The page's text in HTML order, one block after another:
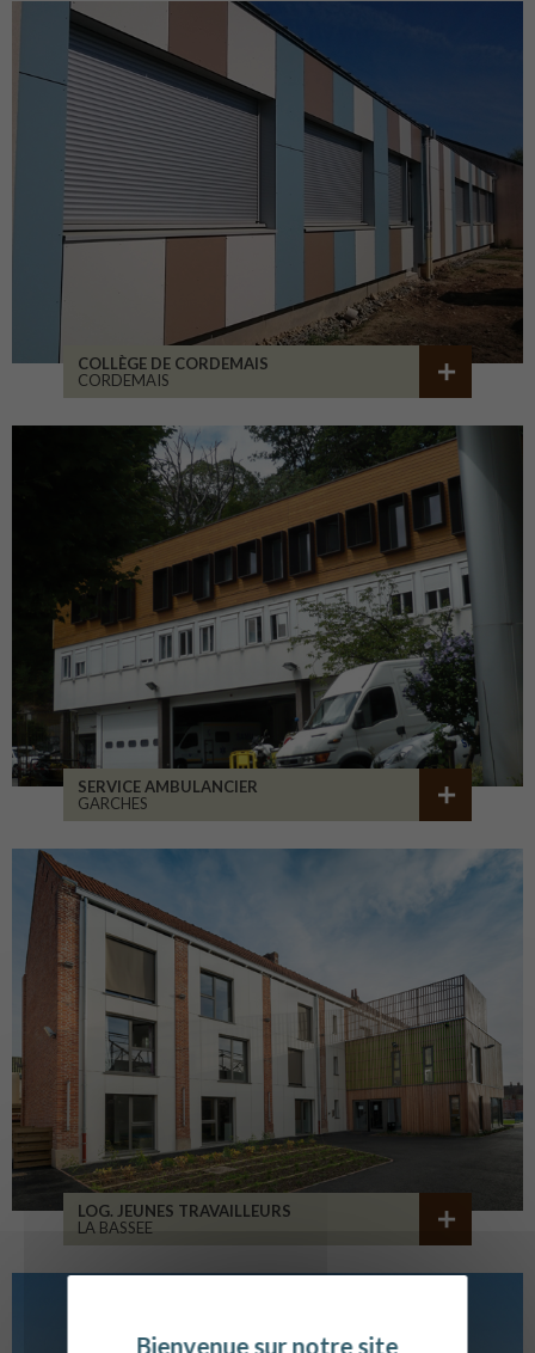
COLLÈGE DE CORDEMAIS
CORDEMAIS
SERVICE AMBULANCIER
GARCHES
LOG. JEUNES TRAVAILLEURS
LA BASSEE